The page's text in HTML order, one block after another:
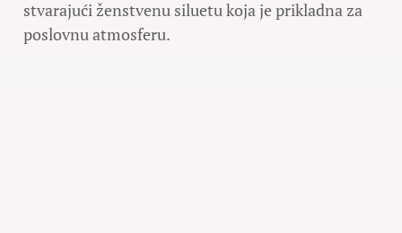
stvarajući ženstvenu siluetu koja je prikladna za
poslovnu atmosferu.